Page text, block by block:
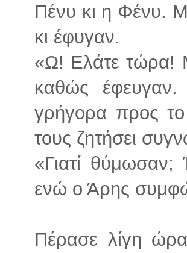
Πένυ κι η Φένυ.
κι έφυγαν.
«Ω! Ελάτε τώρα!
καθώς
γρήγορα προς το
τους ζητήσει
«Γιατί
ενώ ο Άρης
Πέρασε λίγη ώρα